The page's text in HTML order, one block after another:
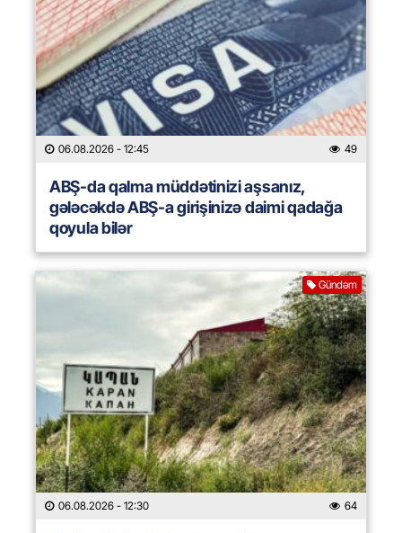
06.08.2026 - 12:45 49
ABŞ-da qalma müddətinizi aşsanız,
gələcəkdə ABŞ-a girişinizə daimi qadağa
qoyula bilər
Gündəm
06.08.2026 - 12:30 64